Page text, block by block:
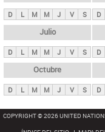
i
p
a
l
s
D L M M J V S D
Julio
D L M M J V S D
Octubre
D L M M J V S D
COPYRIGHT © 2026 UNITED